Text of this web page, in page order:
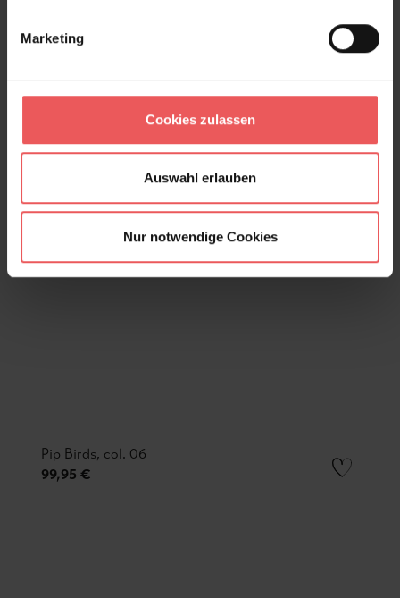
Marketing
Cookies zulassen
Auswahl erlauben
Nur notwendige Cookies
Pip Birds, col. 06
99,95 €